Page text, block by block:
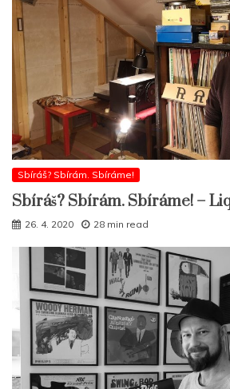
Sbíráš? Sbírám. Sbíráme!
Sbíráš? Sbírám. Sbíráme! –
26. 4. 2020 28 min read